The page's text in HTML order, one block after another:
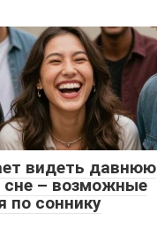
видеть давнюю
сне – возможные
по соннику